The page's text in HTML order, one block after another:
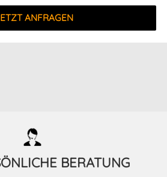
ANFRAGEN
BERATUNG